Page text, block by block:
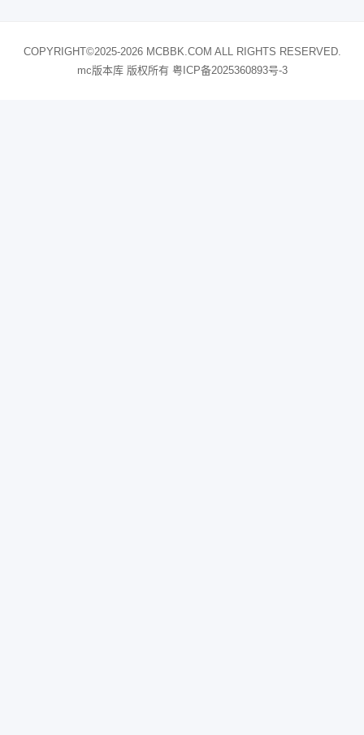
COPYRIGHT©2025-2026 MCBBK.COM ALL RIGHTS RESERVED.
mc版本库 版权所有 粤ICP备2025360893号-3